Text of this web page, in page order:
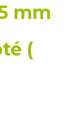
mm
(